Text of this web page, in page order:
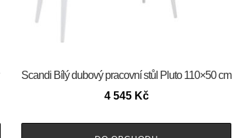
Scandi Bílý dubový pracovní stůl Pluto 110×50 cm
4 545 Kč